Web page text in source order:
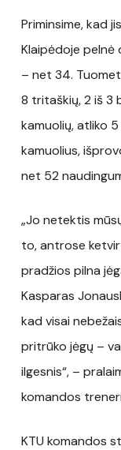
Priminsime, kad
Klaipėdoje
– net 34. Tuomet
8 tritaškių, 2 iš 3
kamuolių, atliko
kamuolius,
net 52
„Jo netektis
to, antrose
pradžios pilna
Kasparas
kad visai
pritrūko jėgų –
ilgesnis“, –
komandos
KTU komandos